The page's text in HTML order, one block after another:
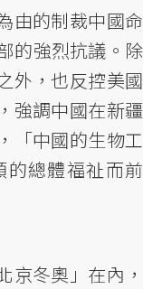
由的制裁中國命
的強烈抗議。除
外，也反控美國
強調中國在新疆
「中國的生物工
總體福祉而前
京冬奧」在內，